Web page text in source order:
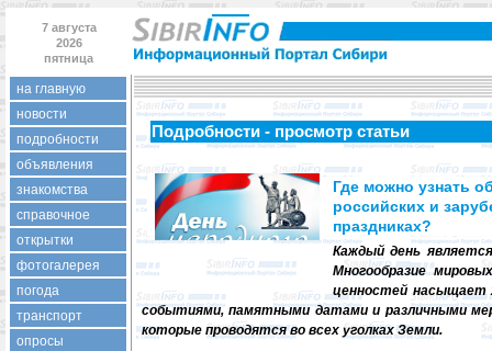
7 августа
2026
пятница
на главную
новости
подробности
объявления
знакомства
справочное
открытки
фотогалерея
погода
транспорт
опросы
Подробности - просмотр статьи
Где можно узнать
российских и
праздниках?
Каждый день
Многообразие
ценностей насыщает
событиями, памятными датами и различными
которые проводятся во всех уголках Земли.